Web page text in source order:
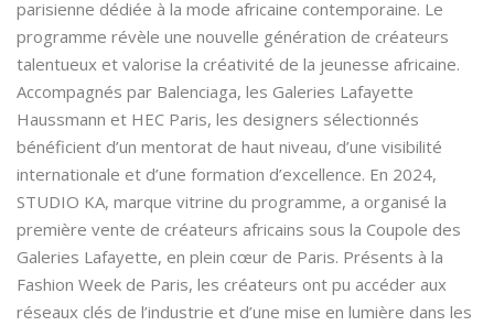
parisienne dédiée à la mode africaine contemporaine. Le
programme révèle une nouvelle génération de créateurs
talentueux et valorise la créativité de la jeunesse africaine.
Accompagnés par Balenciaga, les Galeries Lafayette
Haussmann et HEC Paris, les designers sélectionnés
bénéficient d’un mentorat de haut niveau, d’une visibilité
internationale et d’une formation d’excellence. En 2024,
STUDIO KA, marque vitrine du programme, a organisé la
première vente de créateurs africains sous la Coupole des
Galeries Lafayette, en plein cœur de Paris. Présents à la
Fashion Week de Paris, les créateurs ont pu accéder aux
réseaux clés de l’industrie et d’une mise en lumière dans les